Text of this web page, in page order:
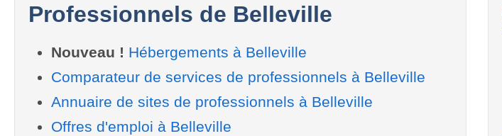
Professionnels de Belleville
Nouveau ! Hébergements à Belleville
Comparateur de services de professionnels à Belleville
Annuaire de sites de professionnels à Belleville
Offres d'emploi à Belleville